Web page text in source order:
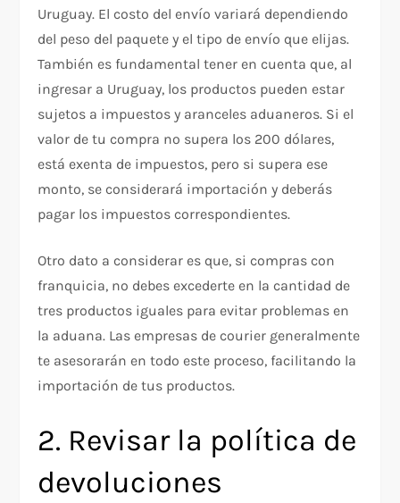
Uruguay. El costo del envío variará dependiendo
del peso del paquete y el tipo de envío que elijas.
También es fundamental tener en cuenta que, al
ingresar a Uruguay, los productos pueden estar
sujetos a impuestos y aranceles aduaneros. Si el
valor de tu compra no supera los 200 dólares,
está exenta de impuestos, pero si supera ese
monto, se considerará importación y deberás
pagar los impuestos correspondientes.
Otro dato a considerar es que, si compras con
franquicia, no debes excederte en la cantidad de
tres productos iguales para evitar problemas en
la aduana. Las empresas de courier generalmente
te asesorarán en todo este proceso, facilitando la
importación de tus productos.
2. Revisar la política de
devoluciones